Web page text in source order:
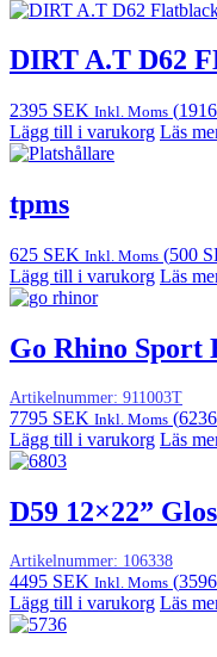
DIRT A.T D62
2395 SEK Inkl. Moms (1916
Lägg till i varukorg Läs
tpms
625 SEK Inkl. Moms (500
Lägg till i varukorg Läs
Go Rhino Sport
Artikelnummer: 911003T
7795 SEK Inkl. Moms (6236
Lägg till i varukorg Läs
D59 12×22”
Artikelnummer: 106338
4495 SEK Inkl. Moms (3596
Lägg till i varukorg Läs